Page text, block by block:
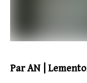
Par AN |